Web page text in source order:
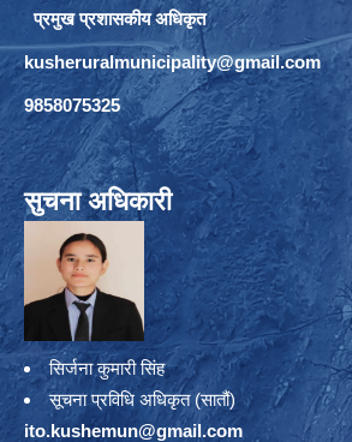
प्रमुख प्रशासकीय अधिकृत
kusheruralmunicipality@gmail.com
9858075325
सुचना अधिकारी
सिर्जना कुमारी सिंह
सूचना प्रविधि अधिकृत (सातौं)
ito.kushemun@gmail.com